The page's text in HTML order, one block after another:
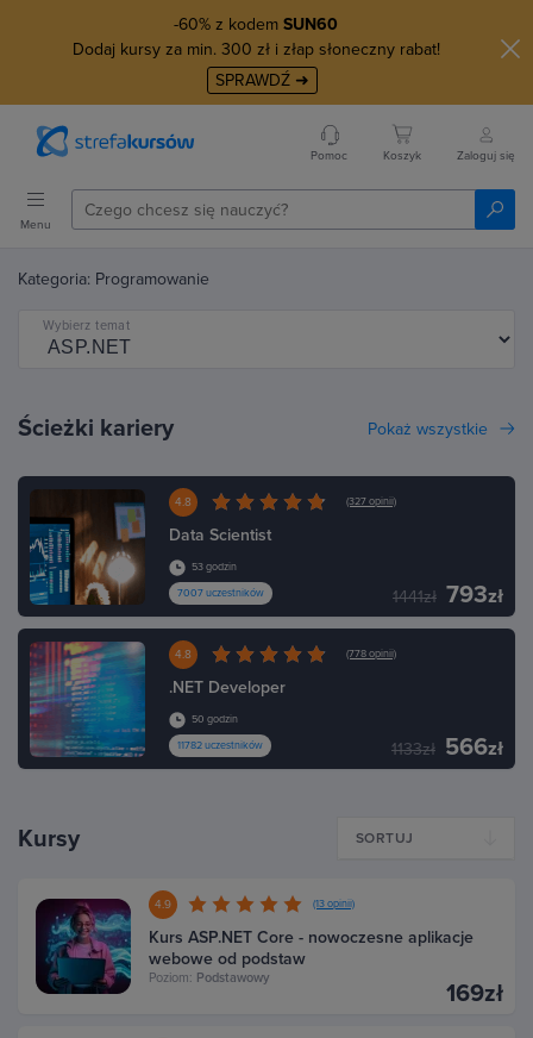
-60% z kodem SUN60
Dodaj kursy za min. 300 zł i złap słoneczny rabat!
SPRAWDŹ ➜
Pomoc Koszyk Zaloguj się
Menu
Kategoria: Programowanie
Wybierz temat
Ścieżki kariery Pokaż wszystkie
4.8 (327 opinii)
Data Scientist
53 godzin
7007 uczestników
1441zł 793zł
4.8 (778 opinii)
.NET Developer
50 godzin
11782 uczestników
1133zł 566zł
Kursy SORTUJ
4.9 (13 opinii)
Kurs ASP.NET Core - nowoczesne aplikacje
webowe od podstaw
Poziom: Podstawowy
169zł